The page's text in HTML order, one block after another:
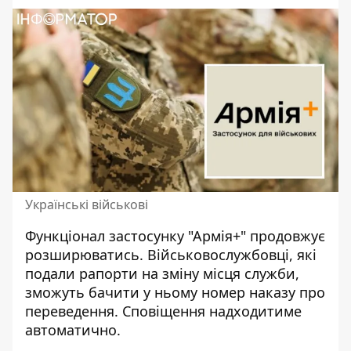
Українські військові
Функціонал застосунку "Армія+" продовжує
розширюватись. Військовослужбовці, які
подали рапорти на зміну місця служби,
зможуть бачити у ньому номер наказу про
переведення. Сповіщення надходитиме
автоматично.